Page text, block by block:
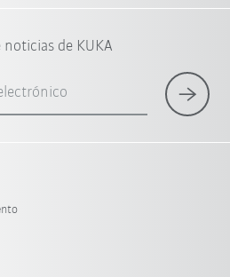
de KUKA